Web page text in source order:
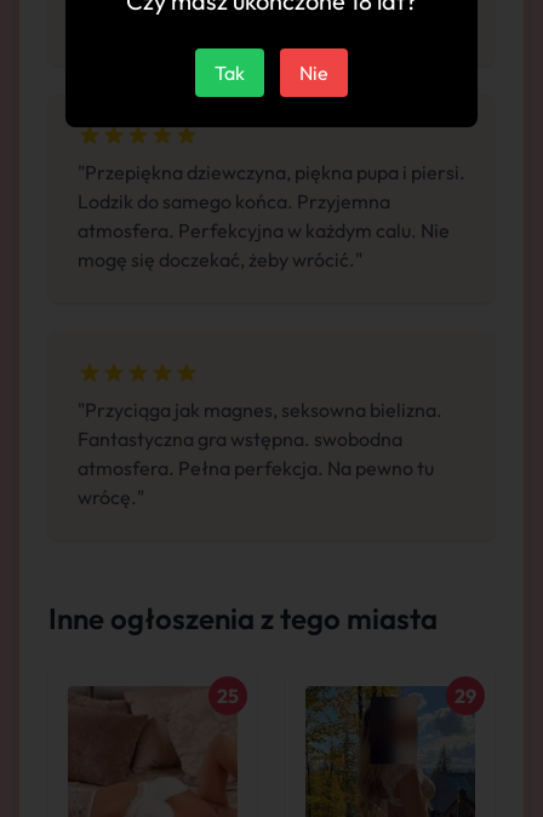
korzystał z jej usług."
"Przepiękna dziewczyna, piękna pupa i piersi.
Lodzik do samego końca. Przyjemna
atmosfera. Perfekcyjna w każdym calu. Nie
mogę się doczekać, żeby wrócić."
"Przyciąga jak magnes, seksowna bielizna.
Fantastyczna gra wstępna. swobodna
atmosfera. Pełna perfekcja. Na pewno tu
wrócę."
Inne ogłoszenia z tego miasta
25 29
Tak Nie